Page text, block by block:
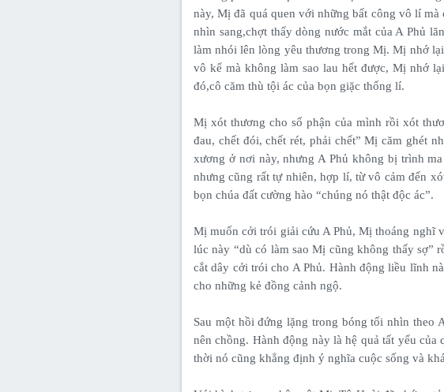
này, Mị đã quá quen với những bất công vô lí
nhìn sang,chợt thấy dòng nước mắt của A Phủ
làm nhói lên lòng yêu thương trong Mị. Mị nhớ
vô kể mà không làm sao lau hết được, Mị nhớ
đó,cô căm thù tội ác của bọn giặc thống lí.
Mị xót thương cho số phận của mình rồi xót
đau, chết đói, chết rét, phải chết” Mị căm ghét
xương ở nơi này, nhưng A Phủ không bị trình
nhưng cũng rất tự nhiên, hợp lí, từ vô cảm đến
bọn chúa đất cường hào “chúng nó thật độc ác”.
Mị muốn cởi trói giải cứu A Phủ, Mị thoáng nghĩ
lúc này “dù có làm sao Mị cũng không thấy sợ”
cắt dây cởi trói cho A Phủ. Hành động liều lĩnh
cho những kẻ đồng cảnh ngộ.
Sau một hồi đứng lặng trong bóng tối nhìn theo
nên chồng. Hành động này là hệ quả tất yếu
thời nó cũng khẳng định ý nghĩa cuộc sống và